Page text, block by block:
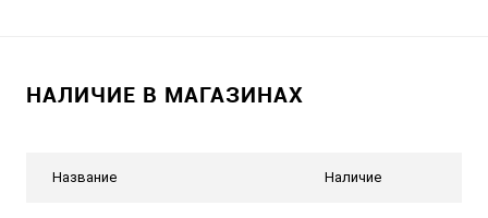
НАЛИЧИЕ В МАГАЗИНАХ
Название Наличие